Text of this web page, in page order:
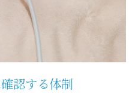
認する体制